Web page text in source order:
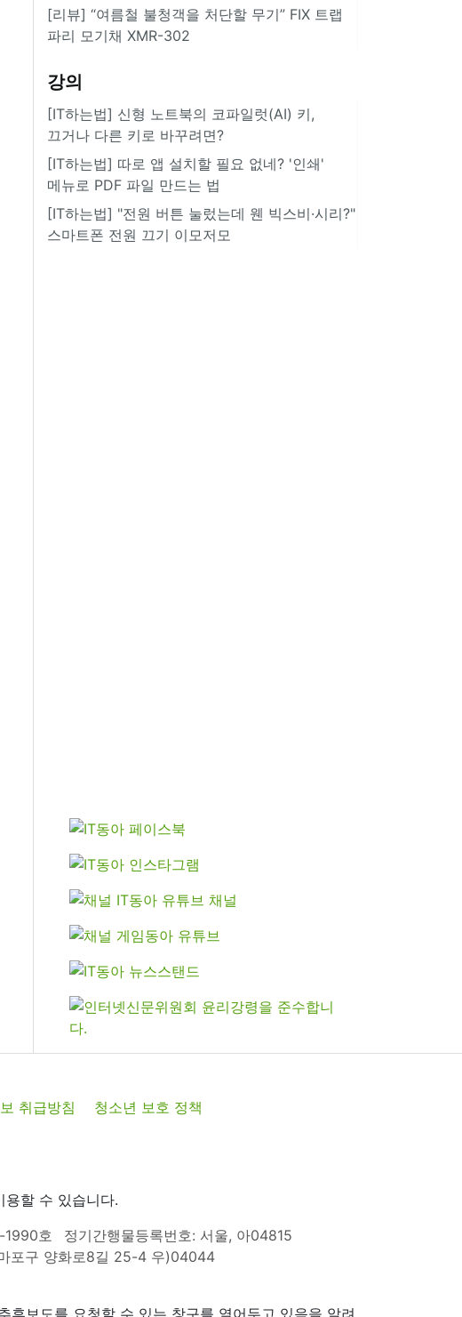
[리뷰] “여름철 불청객을 처단할 무기” FIX 트랩
파리 모기채 XMR-302
강의
[IT하는법] 신형 노트북의 코파일럿(AI) 키,
끄거나 다른 키로 바꾸려면?
[IT하는법] 따로 앱 설치할 필요 없네? '인쇄'
메뉴로 PDF 파일 만드는 법
[IT하는법] "전원 버튼 눌렀는데 웬 빅스비·시리?"
스마트폰 전원 끄기 이모저모
취급방침
청소년 보호 정책
용할 수 있습니다.
1990호
정기간행물등록번호: 서울, 아04815
포구 양화로8길 25-4 우)04044
후보도를 요청할 수 있는 창구를 열어두고 있음을 알려